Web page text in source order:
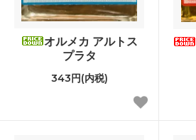
オルメカ アルトス
プラタ
343円(内税)